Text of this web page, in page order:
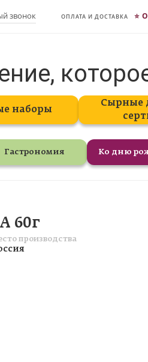
звонок ОПЛАТА И ДОСТАВКА
наборы
Сырные
Гастрономия Ко дню
60г
производства